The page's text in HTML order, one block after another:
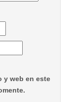
y web en este